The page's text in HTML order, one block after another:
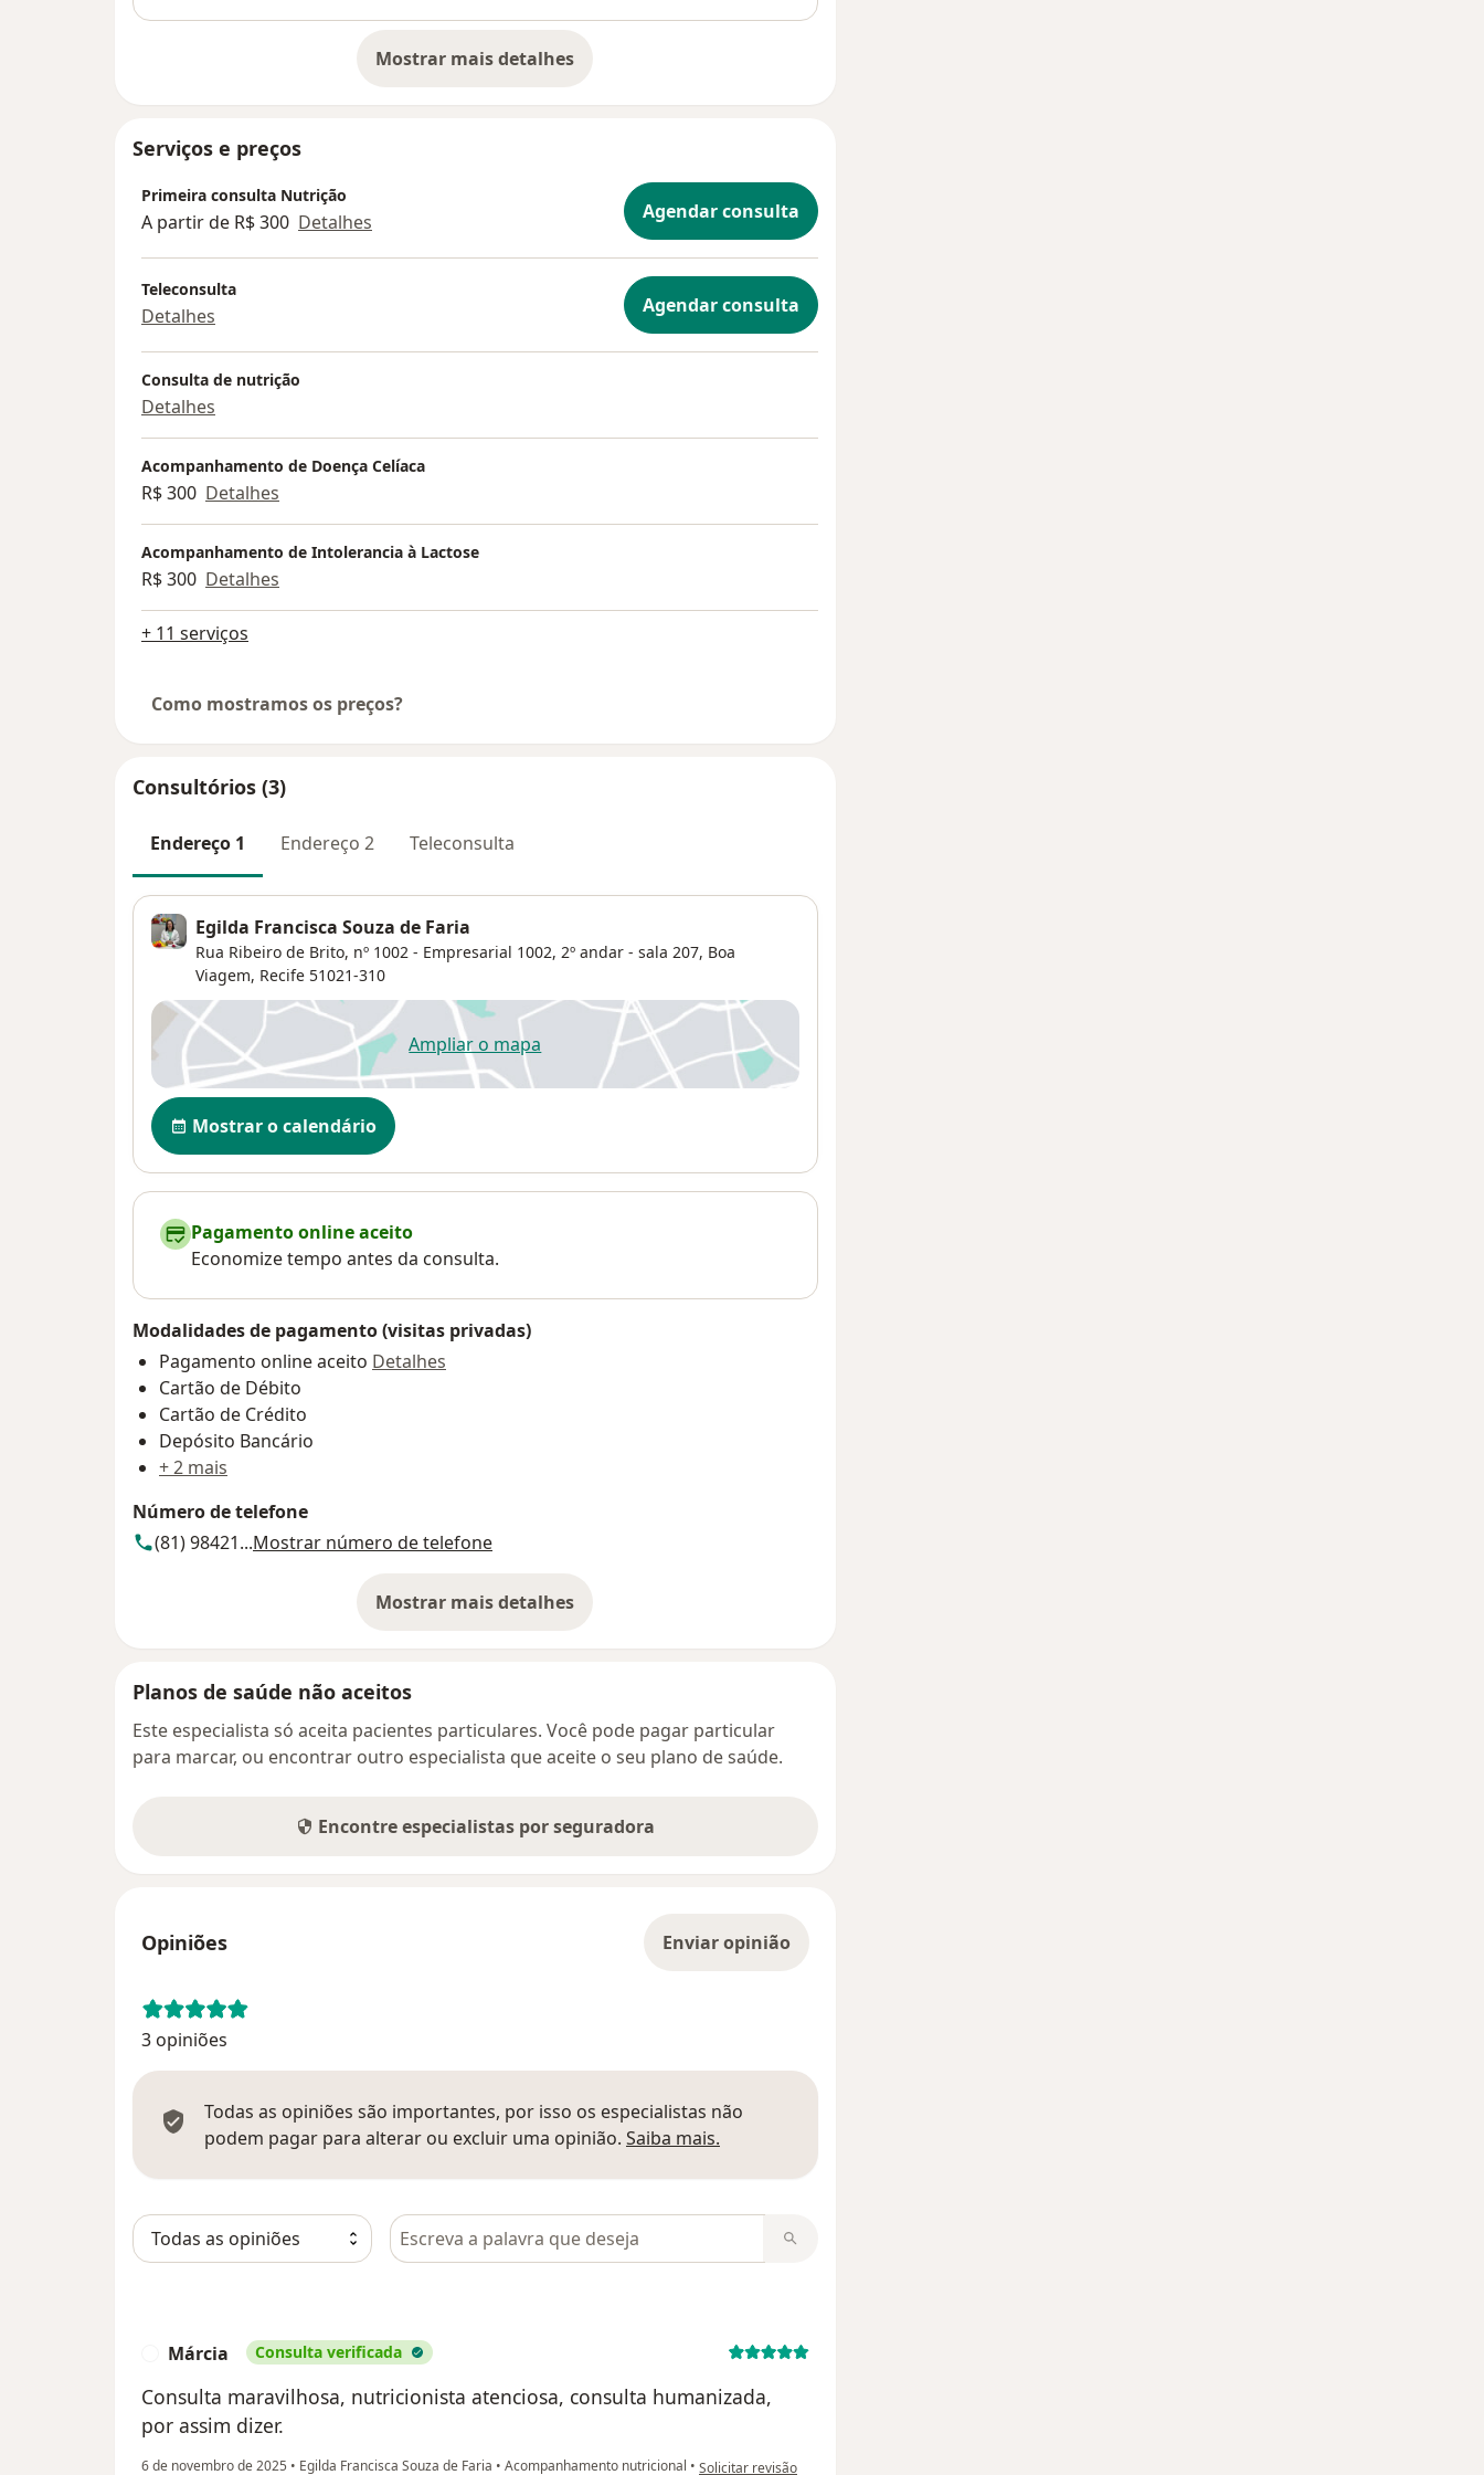
Mostrar mais detalhes
sobre a experiência
Serviços e preços
Primeira consulta Nutrição
A partir de R$ 300 Detalhes Agendar consulta
Teleconsulta
Detalhes Agendar consulta
Consulta de nutrição
Detalhes
Acompanhamento de Doença Celíaca
R$ 300 Detalhes
Acompanhamento de Intolerancia à Lactose
R$ 300 Detalhes
+ 11 serviços
Como mostramos os preços?
Consultórios (3)
Endereço 1 Endereço 2 Teleconsulta
Egilda Francisca Souza de Faria
Rua Ribeiro de Brito, nº 1002 - Empresarial 1002, 2º andar - sala 207, Boa
Viagem, Recife 51021-310
Ampliar o mapaabre num novo separador
Disponibilidade
Mostrar o calendário
Pagamento online aceito
Economize tempo antes da consulta.
Modalidades de pagamento (visitas privadas)
Pagamento online aceito Detalhes
Cartão de Débito
Cartão de Crédito
Depósito Bancário
+ 2 mais
Número de telefone
(81) 98421...Mostrar número de telefone
Mostrar mais detalhes
sobre o endereço
Planos de saúde não aceitos
Este especialista só aceita pacientes particulares. Você pode pagar particular
para marcar, ou encontrar outro especialista que aceite o seu plano de saúde.
Encontre especialistas por seguradora
Opiniões Enviar opinião
3 opiniões
Todas as opiniões são importantes, por isso os especialistas não
podem pagar para alterar ou excluir uma opinião. Saiba mais.
Pesquisar em opiniões
Márcia Consulta verificada
Consulta maravilhosa, nutricionista atenciosa, consulta humanizada,
por assim dizer.
6 de novembro de 2025 • Egilda Francisca Souza de Faria • Acompanhamento nutricional • na opinião do utilizador Márcia
Solicitar revisão